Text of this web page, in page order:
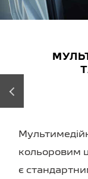
кольоровим
є
‹